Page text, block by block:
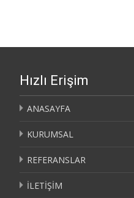
Hızlı Erişim
ANASAYFA
KURUMSAL
REFERANSLAR
İLETİŞİM